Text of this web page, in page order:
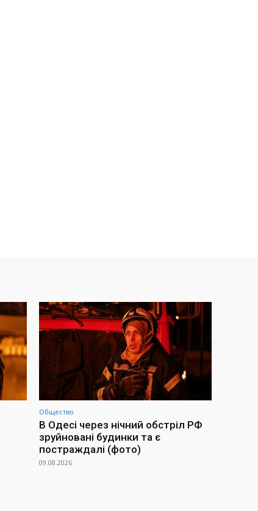
Общество
В Одесі через нічний обстріл РФ
зруйновані будинки та є
постраждалі (фото)
09.08.2026